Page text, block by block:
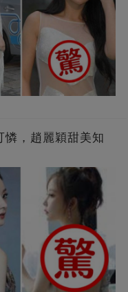
憐，趙麗穎甜美知